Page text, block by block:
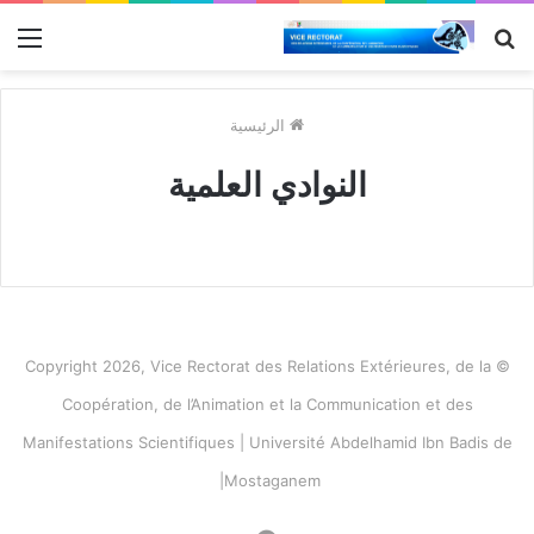
بحث
الرئيسية
النوادي العلمية
© Copyright 2026, Vice Rectorat des Relations Extérieures, de la
Coopération, de l’Animation et la Communication et des
Manifestations Scientifiques | Université Abdelhamid Ibn Badis de
Mostaganem|